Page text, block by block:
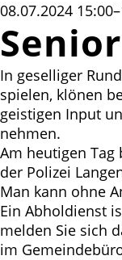
08.07.2024
In geselliger
spielen, klönen
geistigen Input
nehmen.
Am heutigen
der Polizei
Man kann ohne
Ein Abholdienst
melden Sie sich
im